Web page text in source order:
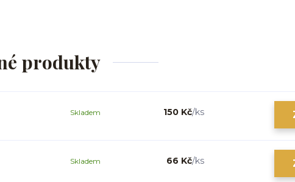
produkty
150 Kč/ks
Skladem
66 Kč/ks
Skladem